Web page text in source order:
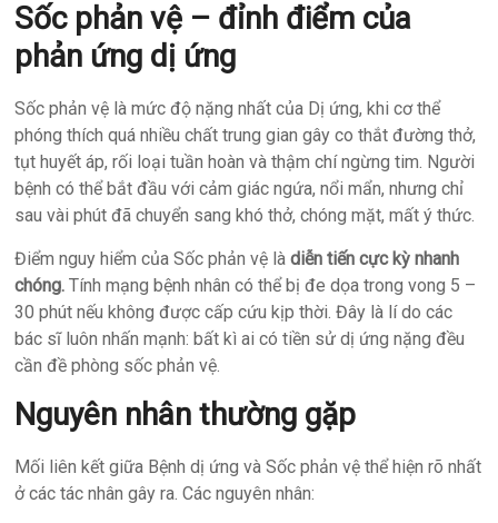
Sốc phản vệ – đỉnh điểm của
phản ứng dị ứng
Sốc phản vệ là mức độ nặng nhất của Dị ứng, khi cơ thể
phóng thích quá nhiều chất trung gian gây co thắt đường thở,
tụt huyết áp, rối loại tuần hoàn và thậm chí ngừng tim. Người
bệnh có thể bắt đầu với cảm giác ngứa, nổi mẩn, nhưng chỉ
sau vài phút đã chuyển sang khó thở, chóng mặt, mất ý thức.
Điểm nguy hiểm của Sốc phản vệ làdiễn tiến cực kỳ nhanh
chóng. Tính mạng bệnh nhân có thể bị đe dọa trong vong 5 –
30 phút nếu không được cấp cứu kịp thời. Đây là lí do các
bác sĩ luôn nhấn mạnh: bất kì ai có tiền sử dị ứng nặng đều
cần đề phòng sốc phản vệ.
Nguyên nhân thường gặp
Mối liên kết giữa Bệnh dị ứng và Sốc phản vệ thể hiện rõ nhất
ở các tác nhân gây ra. Các nguyên nhân: